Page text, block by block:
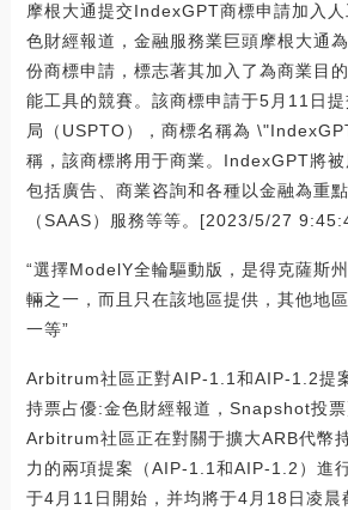
摩根大通提交IndexGPT商標申請加入
色財經報道，金融服務業巨頭摩根大通
份商標申請，標志著其加入了為商業目
能工具的競賽。該商標申請于5月11日
局（USPTO），商標名稱為
稱，該商標將用于商業。IndexGPT將被
包括廣告、商業咨詢和各種以金融為重
（SAAS）服務等等。[2023/5/27
“選擇ModelY全輪驅動版，是得克薩斯
輛之一，而且只在該地區提供，其他地
一等”
Arbitrum社區正對AIP-1.1和AIP-1.2提
持票占優:金色財經報道，Snapshot投票
Arbitrum社區正在對關于擴大ARB代幣
力的兩項提案（AIP-1.1和AIP-1.2）進
于4月11日開始，并均將于4月18日凌晨